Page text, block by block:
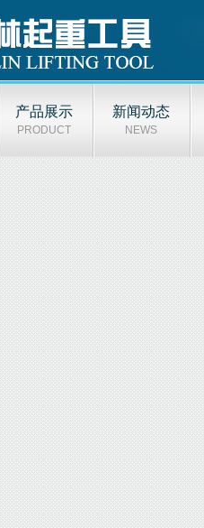
产品展示
PRODUCT
新闻动态
NEWS